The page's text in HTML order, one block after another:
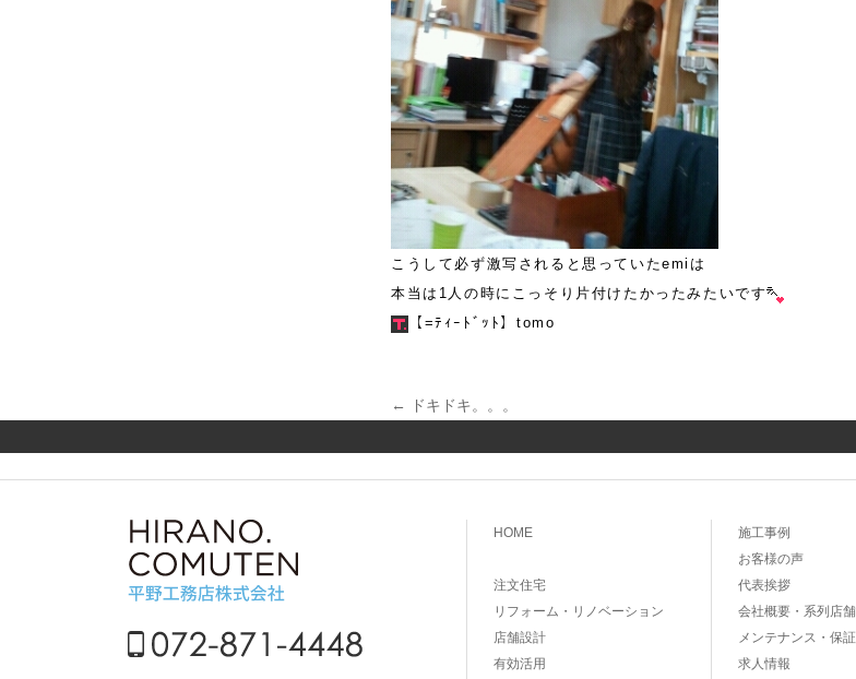
こうして必ず激写されると思っていたemiは
本当は1人の時にこっそり片付けたかったみたいです
【=ﾃｨｰﾄﾞｯﾄ】tomo
投稿ナビゲーション
← ドキドキ。。。
HOME
注文住宅
リフォーム・リノベーション
店舗設計
有効活用
施工事例
お客様の声
代表挨拶
会社概要・系列店舗
メンテナンス・保証
求人情報